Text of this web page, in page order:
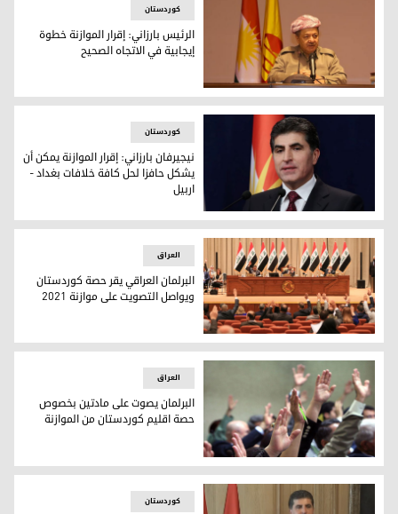
الرئيس مسعود بارزاني
کوردستان
الرئيس بارزاني: إقرار الموازنة خطوة
إيجابية في الاتجاه الصحيح
نيجيرفان بارزاني: إقرار الموازنة يمكن أن يشكل حافزا لحل كافة
کوردستان
نيجيرفان بارزاني: إقرار الموازنة يمكن أن
يشكل حافزا لحل كافة خلافات بغداد -
اربيل
مجلس النواب العراقي - صورة: كوردستان 24
العراق
البرلمان العراقي يقر حصة كوردستان
ويواصل التصويت على موازنة 2021
البرلمان يصوت على حصة اقليم كوردستان
العراق
البرلمان يصوت على مادتين بخصوص
حصة اقليم كوردستان من الموازنة
کوردستان